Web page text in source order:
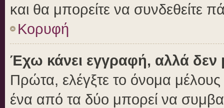
και θα μπορείτε να συνδεθείτε
Κορυφή
Έχω κάνει εγγραφή, αλλά
Πρώτα, ελέγξτε το όνομα μέλους
ένα από τα δύο μπορεί να